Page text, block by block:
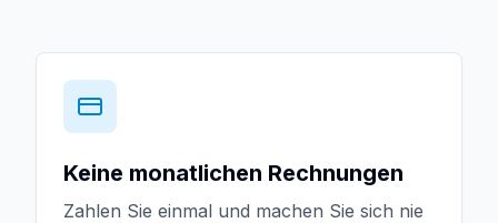
Keine monatlichen Rechnungen
Zahlen Sie einmal und machen Sie sich nie